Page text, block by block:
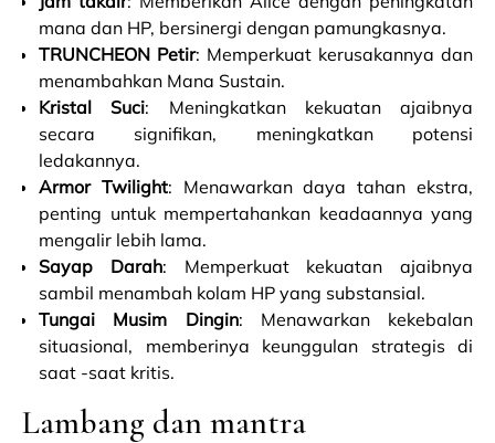
mana dan HP, bersinergi dengan pamungkasnya.
TRUNCHEON Petir: Memperkuat kerusakannya dan
menambahkan Mana Sustain.
Kristal Suci: Meningkatkan kekuatan ajaibnya
secara signifikan, meningkatkan potensi
ledakannya.
Armor Twilight: Menawarkan daya tahan ekstra,
penting untuk mempertahankan keadaannya yang
mengalir lebih lama.
Sayap Darah: Memperkuat kekuatan ajaibnya
sambil menambah kolam HP yang substansial.
Tungai Musim Dingin: Menawarkan kekebalan
situasional, memberinya keunggulan strategis di
saat -saat kritis.
Lambang dan mantra